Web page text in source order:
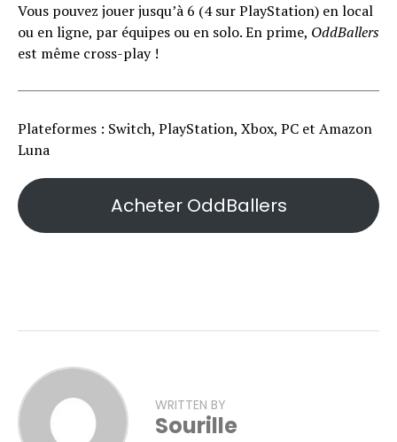
Vous pouvez jouer jusqu’à 6 (4 sur PlayStation) en local
ou en ligne, par équipes ou en solo. En prime, OddBallers
est même cross-play !
Plateformes : Switch, PlayStation, Xbox, PC et Amazon
Luna
Acheter OddBallers
WRITTEN BY
Sourille